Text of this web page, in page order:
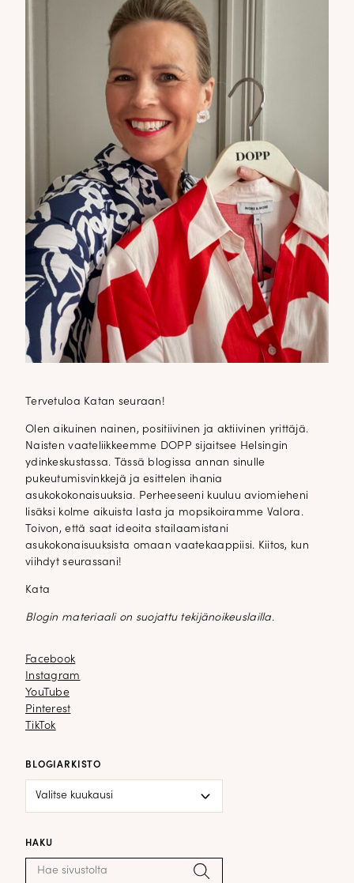
Tervetuloa Katan seuraan!
Olen aikuinen nainen, positiivinen ja aktiivinen yrittäjä.
Naisten vaateliikkeemme DOPP sijaitsee Helsingin
ydinkeskustassa. Tässä blogissa annan sinulle
pukeutumisvinkkejä ja esittelen ihania
asukokokonaisuuksia. Perheeseeni kuuluu aviomieheni
lisäksi kolme aikuista lasta ja mopsikoiramme Valora.
Toivon, että saat ideoita stailaamistani
asukokonaisuuksista omaan vaatekaappiisi. Kiitos, kun
viihdyt seurassani!
Kata
Blogin materiaali on suojattu tekijänoikeuslailla.
Facebook
Facebook
Instagram
Instagram
YouTube
YouTube
Pinterest
Pinterest
TikTok
TikTok
BLOGIARKISTO
HAKU
Haku: Hae